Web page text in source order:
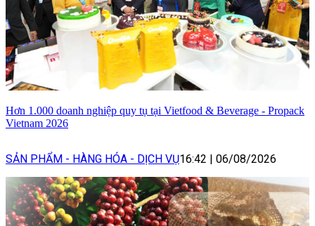
Hơn 1.000 doanh nghiệp quy tụ tại Vietfood & Beverage - Propack
Vietnam 2026
SẢN PHẨM - HÀNG HÓA - DỊCH VỤ16:42 06/08/2026